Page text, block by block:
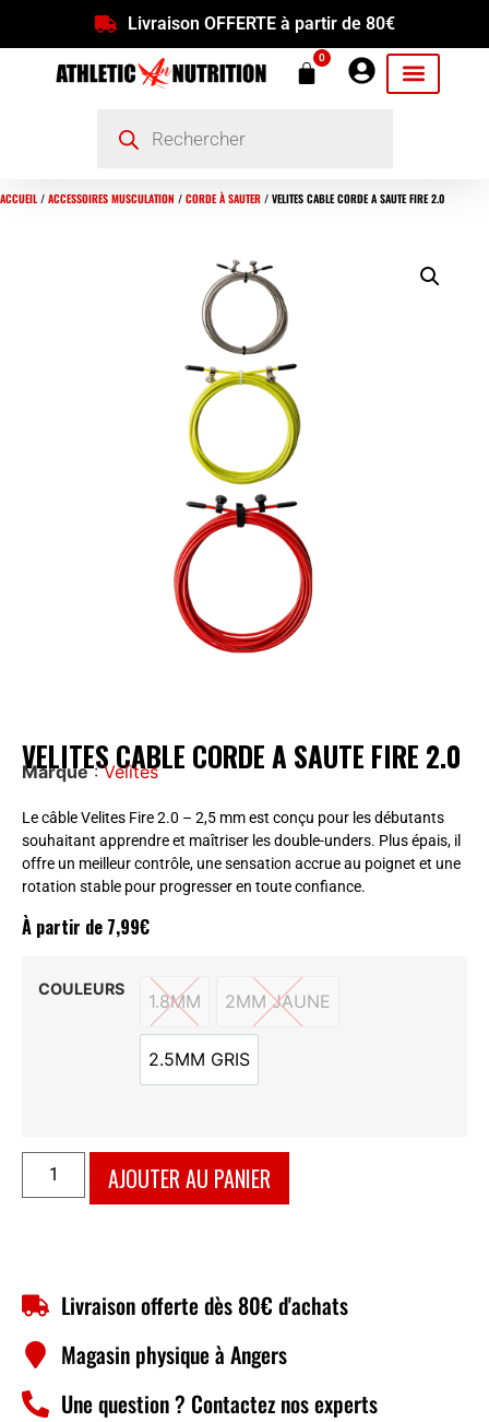
Livraison OFFERTE à partir de 80€
0
ACCUEIL/ ACCESSOIRES MUSCULATION / CORDE À SAUTER / VELITES CABLE CORDE A SAUTE FIRE 2.0
VELITES CABLE CORDE A SAUTE FIRE 2.0
Marque:Velites
Le câble Velites Fire 2.0 – 2,5 mm est conçu pour les débutants
souhaitant apprendre et maîtriser les double-unders. Plus épais, il
offre un meilleur contrôle, une sensation accrue au poignet et une
rotation stable pour progresser en toute confiance.
À partir de 7,99€
COULEURS
1.8MM
1.8MM
2MM JAUNE
2MM JAUNE
2.5MM GRIS
2.5MM GRIS
AJOUTER AU PANIER
Livraison offerte dès 80€ d'achats
Magasin physique à Angers
Une question ? Contactez nos experts